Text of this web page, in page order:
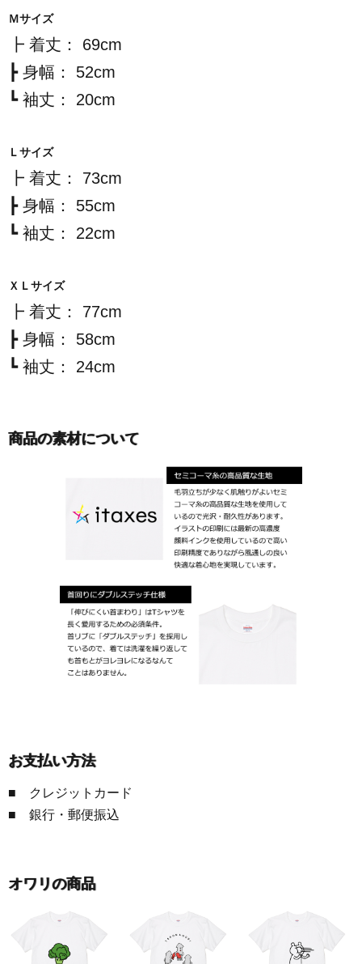
Ｍサイズ
┣ 着丈： 69cm
┣ 身幅： 52cm
┗ 袖丈： 20cm
Ｌサイズ
┣ 着丈： 73cm
┣ 身幅： 55cm
┗ 袖丈： 22cm
ＸＬサイズ
┣ 着丈： 77cm
┣ 身幅： 58cm
┗ 袖丈： 24cm
商品の素材について
お支払い方法
■ クレジットカード
■ 銀行・郵便振込
オワリの商品